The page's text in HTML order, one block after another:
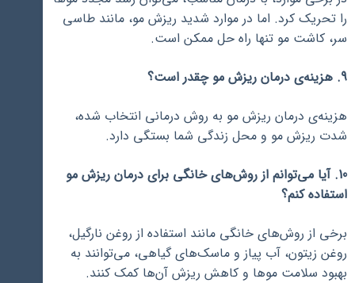
را تحریک کرد. اما در موارد شدید ریزش مو، مانند طاسی
سر، کاشت مو تنها راه حل ممکن است.
9. هزینه‌ی درمان ریزش مو چقدر است؟
هزینه‌ی درمان ریزش مو به روش درمانی انتخاب شده،
شدت ریزش مو و محل زندگی شما بستگی دارد.
10. آیا می‌توانم از روش‌های خانگی برای درمان ریزش مو
استفاده کنم؟
برخی از روش‌های خانگی مانند استفاده از روغن نارگیل،
روغن زیتون، آب پیاز و ماسک‌های گیاهی، می‌توانند به
بهبود سلامت موها و کاهش ریزش آن‌ها کمک کنند.